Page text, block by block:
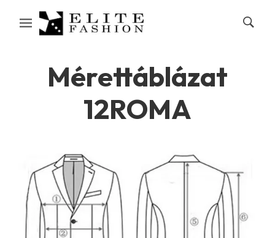
Mérettáblázat
12ROMA